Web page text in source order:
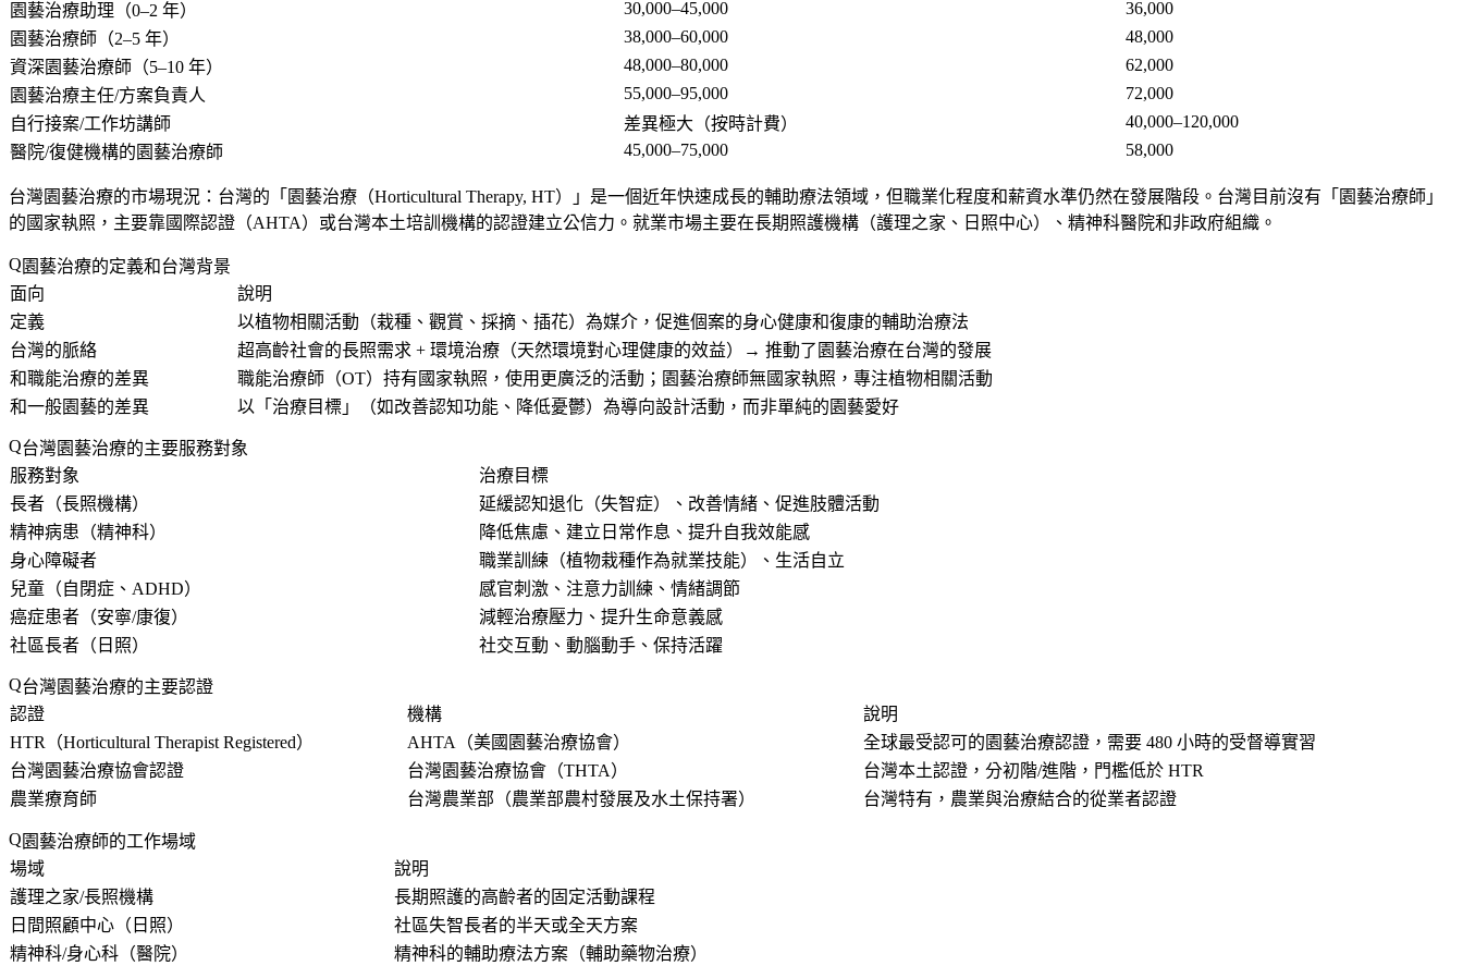
園藝治療助理（0–2 年） 30,000–45,000
36,000
園藝治療師（2–5 年）
38,000–60,000
48,000
資深園藝治療師（5–10 年）
48,000–80,000
62,000
園藝治療主任/方案負責人
55,000–95,000
72,000
自行接案/工作坊講師
差異極大（按時計費）
40,000–120,000
醫院/復健機構的園藝治療師
45,000–75,000 58,000
台灣園藝治療的市場現況 ：台灣的「園藝治療（Horticultural Therapy, HT）」是一個近年快速成長的輔助療法領域，但職業化程度和薪資水準仍然在發展階段。台灣目前沒有「園藝治療師」
的國家執照，主要靠國際認證（AHTA）或台灣本土培訓機構的認證建立公信力。就業市場主要在長期照護機構（護理之家、日照中心）、精神科醫院和非政府組織。
園藝治療的定義和台灣背景
面向
說明
定義
以植物相關活動（栽種、觀賞、採摘、插花）為媒介，促進個案的身心健康和復康的輔助治療法
台灣的脈絡
超高齡社會的長照需求 + 環境治療（天然環境對心理健康的效益）→ 推動了園藝治療在台灣的發展
和職能治療的差異
職能治療師（OT）持有國家執照，使用更廣泛的活動；園藝治療師無國家執照，專注植物相關活動
和一般園藝的差異
以「治療目標」（如改善認知功能、降低憂鬱）為導向設計活動，而非單純的園藝愛好
台灣園藝治療的主要服務對象
服務對象
治療目標
長者（長照機構）
延緩認知退化（失智症）、改善情緒、促進肢體活動
精神病患（精神科）
降低焦慮、建立日常作息、提升自我效能感
身心障礙者
職業訓練（植物栽種作為就業技能）、生活自立
兒童（自閉症、ADHD）
感官刺激、注意力訓練、情緒調節
癌症患者（安寧/康復）
減輕治療壓力、提升生命意義感
社區長者（日照）
社交互動、動腦動手、保持活躍
台灣園藝治療的主要認證
認證
機構
說明
HTR（Horticultural Therapist Registered）
AHTA（美國園藝治療協會）
全球最受認可的園藝治療認證，需要 480 小時的受督導實習
台灣園藝治療協會認證
台灣園藝治療協會（THTA）
台灣本土認證，分初階/進階，門檻低於 HTR
農業療育師
台灣農業部（農業部農村發展及水土保持署） 台灣特有，農業與治療結合的從業者認證
園藝治療師的工作場域
場域
說明
護理之家/長照機構
長期照護的高齡者的固定活動課程
日間照顧中心（日照）
社區失智長者的半天或全天方案
精神科/身心科（醫院）
精神科的輔助療法方案（輔助藥物治療）